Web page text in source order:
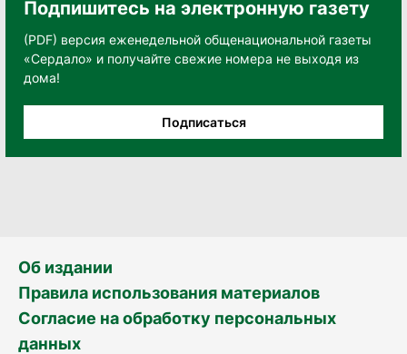
Подпишитесь на электронную газету
(PDF) версия еженедельной общенациональной газеты
«Сердало» и получайте свежие номера не выходя из
дома!
Подписаться
Об издании
Правила использования материалов
Согласие на обработку персональных
данных